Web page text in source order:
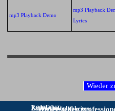
mp3 Playback Demo
mp3 Playback
Lyrics
Rechtliches:
KONTAKT:
Zahlungsmöglichkeiten:
Wir erstellen